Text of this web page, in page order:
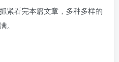
紧看完本篇文章，多种多样的
。